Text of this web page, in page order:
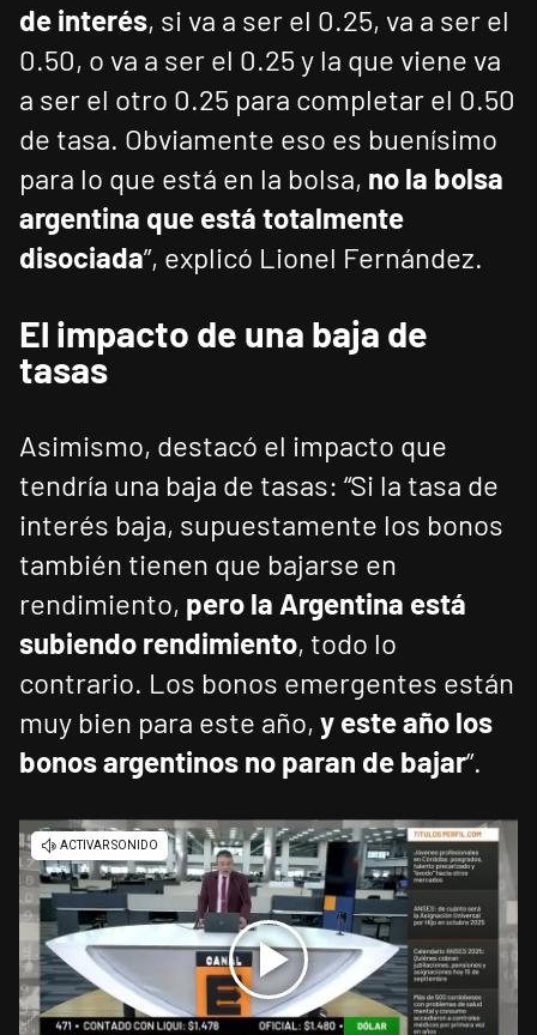
de interés, si va a ser el 0.25, va a ser el
0.50, o va a ser el 0.25 y la que viene va
a ser el otro 0.25 para completar el 0.50
de tasa. Obviamente eso es buenísimo
para lo que está en la bolsa, no la bolsa
argentina que está totalmente
disociada”, explicó Lionel Fernández.
El impacto de una baja de
tasas
Asimismo, destacó el impacto que
tendría una baja de tasas: “Si la tasa de
interés baja, supuestamente los bonos
también tienen que bajarse en
rendimiento, pero la Argentina está
subiendo rendimiento, todo lo
contrario. Los bonos emergentes están
muy bien para este año, y este año los
bonos argentinos no paran de bajar”.